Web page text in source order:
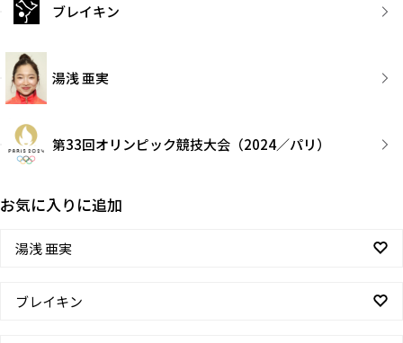
ブレイキン
湯浅 亜実
第33回オリンピック競技大会（2024／パリ）
お気に入りに追加
湯浅 亜実
ブレイキン